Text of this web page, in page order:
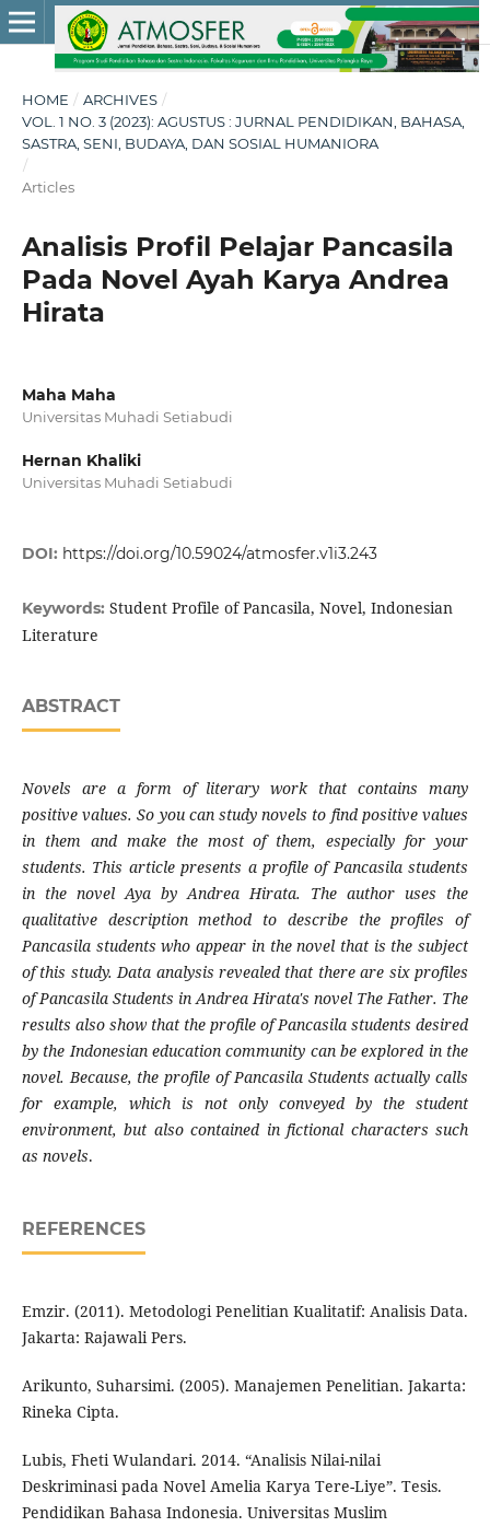
HOME / ARCHIVES /
VOL. 1 NO. 3 (2023): AGUSTUS : JURNAL PENDIDIKAN, BAHASA,
SASTRA, SENI, BUDAYA, DAN SOSIAL HUMANIORA
/
Articles
Analisis Profil Pelajar Pancasila
Pada Novel Ayah Karya Andrea
Hirata
Maha Maha
Universitas Muhadi Setiabudi
Hernan Khaliki
Universitas Muhadi Setiabudi
DOI: https://doi.org/10.59024/atmosfer.v1i3.243
Keywords: Student Profile of Pancasila, Novel, Indonesian
Literature
ABSTRACT
Novels are a form of literary work that contains many
positive values. So you can study novels to find positive values
in them and make the most of them, especially for your
students. This article presents a profile of Pancasila students
in the novel Aya by Andrea Hirata. The author uses the
qualitative description method to describe the profiles of
Pancasila students who appear in the novel that is the subject
of this study. Data analysis revealed that there are six profiles
of Pancasila Students in Andrea Hirata's novel The Father. The
results also show that the profile of Pancasila students desired
by the Indonesian education community can be explored in the
novel. Because, the profile of Pancasila Students actually calls
for example, which is not only conveyed by the student
environment, but also contained in fictional characters such
as novels.
REFERENCES
Emzir. (2011). Metodologi Penelitian Kualitatif: Analisis Data.
Jakarta: Rajawali Pers.
Arikunto, Suharsimi. (2005). Manajemen Penelitian. Jakarta:
Rineka Cipta.
Lubis, Fheti Wulandari. 2014. “Analisis Nilai-nilai
Deskriminasi pada Novel Amelia Karya Tere-Liye”. Tesis.
Pendidikan Bahasa Indonesia. Universitas Muslim